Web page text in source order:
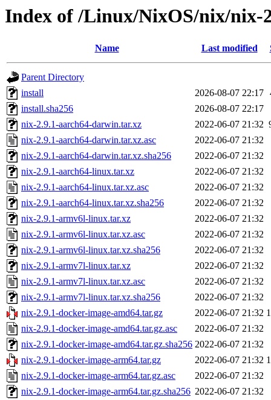
Index of /Linux/NixOS/nix/nix-
Name Last modified
Parent Directory
install
2026-08-07 22:17
install.sha256
2026-08-07 22:17
nix-2.9.1-aarch64-darwin.tar.xz
2022-06-07 21:32
nix-2.9.1-aarch64-darwin.tar.xz.asc
2022-06-07 21:32
nix-2.9.1-aarch64-darwin.tar.xz.sha256
2022-06-07 21:32
nix-2.9.1-aarch64-linux.tar.xz
2022-06-07 21:32
nix-2.9.1-aarch64-linux.tar.xz.asc
2022-06-07 21:32
nix-2.9.1-aarch64-linux.tar.xz.sha256
2022-06-07 21:32
nix-2.9.1-armv6l-linux.tar.xz
2022-06-07 21:32
nix-2.9.1-armv6l-linux.tar.xz.asc
2022-06-07 21:32
nix-2.9.1-armv6l-linux.tar.xz.sha256
2022-06-07 21:32
nix-2.9.1-armv7l-linux.tar.xz
2022-06-07 21:32
nix-2.9.1-armv7l-linux.tar.xz.asc
2022-06-07 21:32
nix-2.9.1-armv7l-linux.tar.xz.sha256
2022-06-07 21:32
nix-2.9.1-docker-image-amd64.tar.gz
2022-06-07 21:32
nix-2.9.1-docker-image-amd64.tar.gz.asc
2022-06-07 21:32
nix-2.9.1-docker-image-amd64.tar.gz.sha256 2022-06-07 21:32
nix-2.9.1-docker-image-arm64.tar.gz
2022-06-07 21:32
nix-2.9.1-docker-image-arm64.tar.gz.asc
2022-06-07 21:32
nix-2.9.1-docker-image-arm64.tar.gz.sha256 2022-06-07 21:32